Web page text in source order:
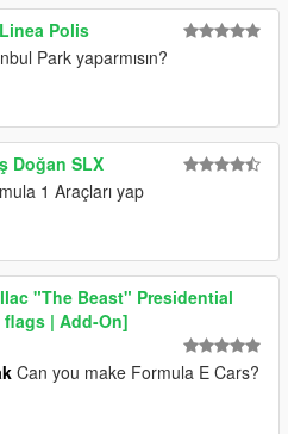
Polis
Park yaparmısın?
Doğan SLX
1 Araçları yap
"The Beast" Presidential
flags | Add-On]
Can you make Formula E Cars?